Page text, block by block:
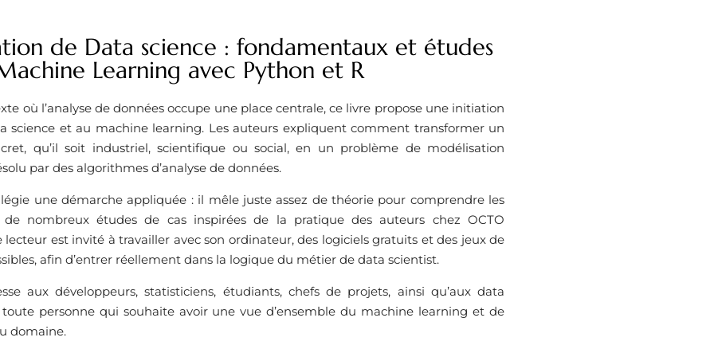
de Data science : fondamentaux et études
Learning avec Python et R
où l’analyse de données occupe une place centrale, ce livre propose une initiation
science et au machine learning. Les auteurs expliquent comment transformer un
qu’il soit industriel, scientifique ou social, en un problème de modélisation
par des algorithmes d’analyse de données.
une démarche appliquée : il mêle juste assez de théorie pour comprendre les
nombreux études de cas inspirées de la pratique des auteurs chez OCTO
lecteur est invité à travailler avec son ordinateur, des logiciels gratuits et des jeux de
afin d’entrer réellement dans la logique du métier de data scientist.
aux développeurs, statisticiens, étudiants, chefs de projets, ainsi qu’aux data
personne qui souhaite avoir une vue d’ensemble du machine learning et de
domaine.